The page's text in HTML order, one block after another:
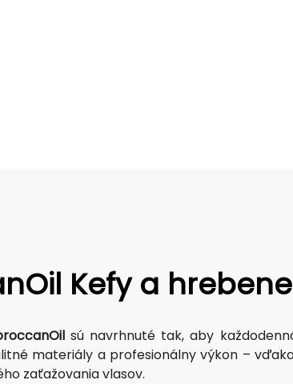
Kefy a hrebene
sú navrhnuté tak, aby
materiály a profesionálny výkon –
zaťažovania vlasov.